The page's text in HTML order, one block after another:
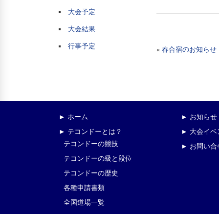
大会予定
大会結果
行事予定 « 春合宿のお知らせ
► ホーム
► テコンドーとは？
テコンドーの競技
テコンドーの級と段位
テコンドーの歴史
各種申請書類
全国道場一覧
► お知らせ
► 大会イベ
► お問い合